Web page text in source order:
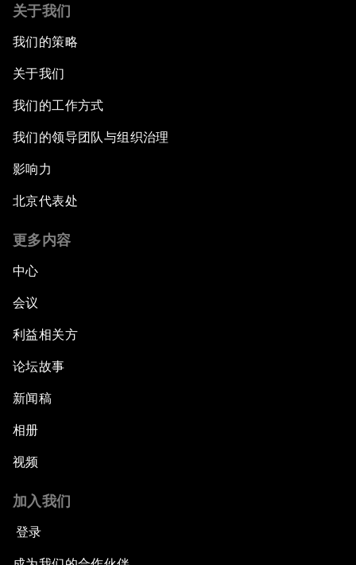
关于我们
我们的策略
关于我们
我们的工作方式
我们的领导团队与组织治理
影响力
北京代表处
更多内容
中心
会议
利益相关方
论坛故事
新闻稿
相册
视频
加入我们
登录